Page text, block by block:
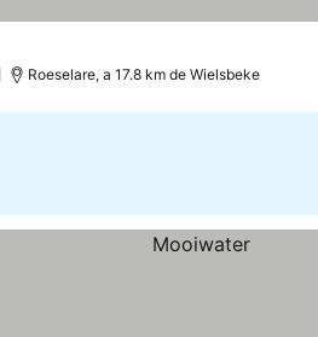
Roeselare, a 17.8 km de Wielsbeke